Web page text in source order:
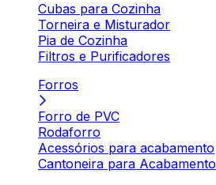
Cubas para Cozinha
Torneira e Misturador
Pia de Cozinha
Filtros e Purificadores
Forros
Forro de PVC
Rodaforro
Acessórios para acabamento
Cantoneira para Acabamento